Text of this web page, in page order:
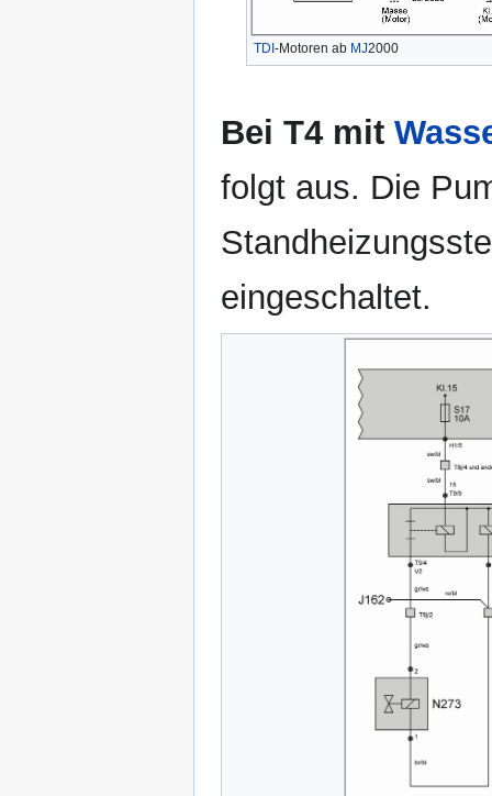
TDI -Motoren ab MJ2000
Bei T4 mit
folgt aus. Die
eingeschaltet.